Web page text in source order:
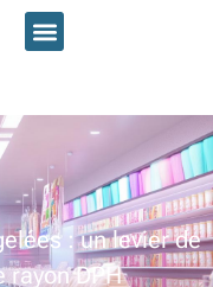
: un levier de
rayon DPH